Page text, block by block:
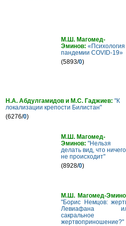
М.Ш. Магомед-
Эминов: «Психология
пандемии COVID-19»
(5893/0)
Н.А. Абдулгамидов и М.С. Гаджиев: "К
локализации крепости Билистан"
(6276/0)
М.Ш. Магомед-
Эминов: "Нельзя
делать вид, что ничего
не происходит"
(8928/0)
М.Ш. Магомед-
"Борис Немцов:
Левиафана
сакральное
жертвоприношение?"